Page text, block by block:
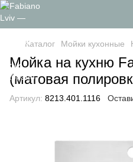
Каталог Мойки кухонные
Мойка на кухню
(матовая
Артикул: 8213.401.1116